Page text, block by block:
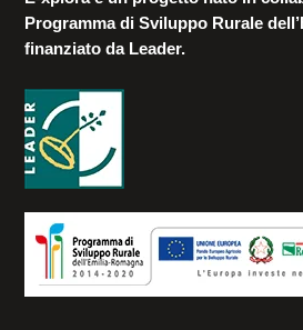
Programma di Sviluppo Rurale
finanziato da Leader.